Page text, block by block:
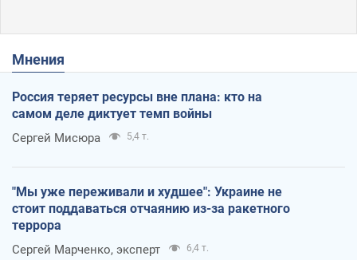
Мнения
Россия теряет ресурсы вне плана: кто на
самом деле диктует темп войны
Сергей Мисюра 5,4 т.
"Мы уже переживали и худшее": Украине не
стоит поддаваться отчаянию из-за ракетного
террора
Сергей Марченко, эксперт 6,4 т.